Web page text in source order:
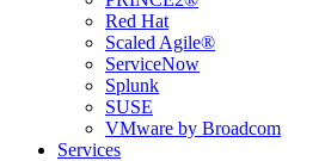
Red Hat
Scaled Agile®
ServiceNow
Splunk
SUSE
VMware by Broadcom
Services